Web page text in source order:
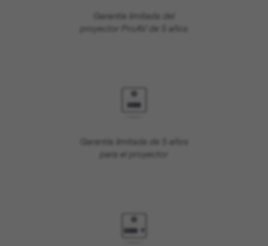
Garantía limitada del
proyector ProAV de 5 años
Garantía limitada de 5 años
para el proyector